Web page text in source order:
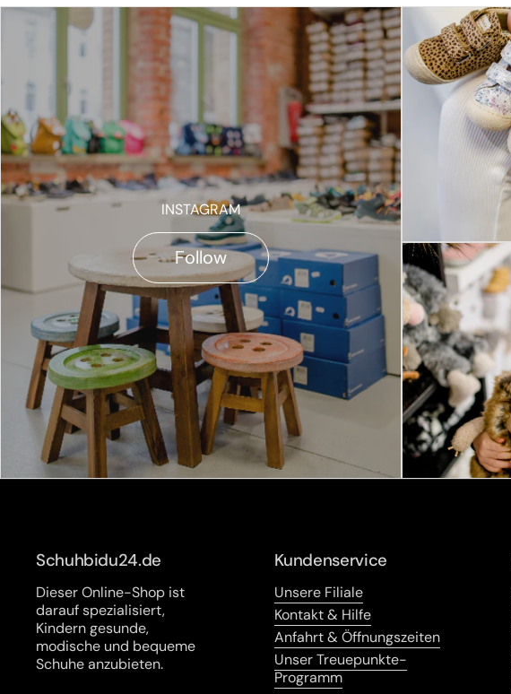
INSTAGRAM
Follow
Schuhbidu24.de
Dieser Online-Shop ist
darauf spezialisiert,
Kindern gesunde,
modische und bequeme
Schuhe anzubieten.
Kundenservice
Unsere Filiale
Kontakt & Hilfe
Anfahrt & Öffnungszeiten
Unser Treuepunkte-
Programm